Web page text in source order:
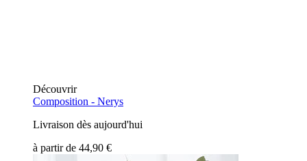
Découvrir
Composition - Nerys
Livraison dès aujourd'hui
à partir de 44,90 €